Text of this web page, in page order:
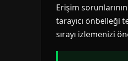
Erişim
tarayıcı önbelleği
sırayı izlemenizi